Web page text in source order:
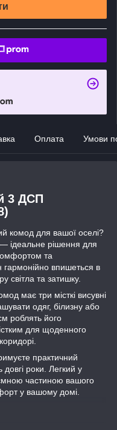
Оплата Умови
3 ДСП
комод для вашої оселі?
ідеальне рішення для
та
гармонійно впишеться в
світла та затишку.
має три місткі висувні
одяг, білизну або
роблять його
для щоденного
практичний
роки. Легкий у
частиною вашого
у вашому домі.